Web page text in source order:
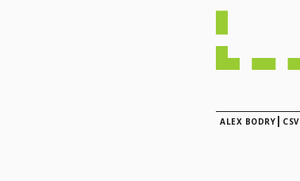
ALEX BODRY | CSV